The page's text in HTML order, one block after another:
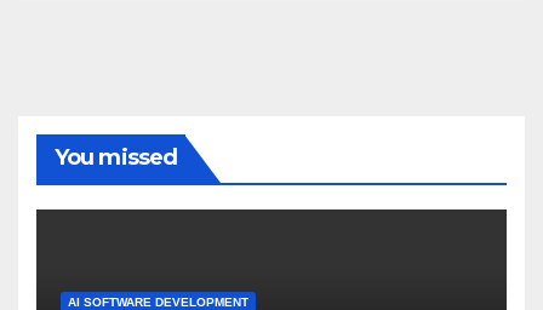
You missed
AI SOFTWARE DEVELOPMENT